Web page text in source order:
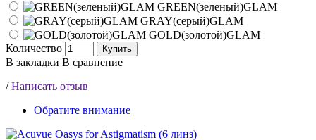
GREEN(зеленый)GLAM
GRAY(серый)GLAM
GOLD(золотой)GLAM
Количество
Купить
В закладки В сравнение
/Написать отзыв
Обратите внимание